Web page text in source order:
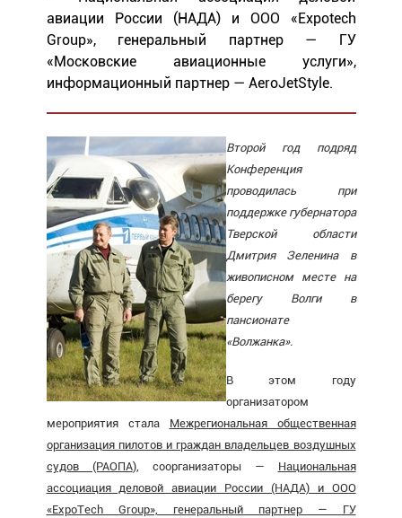
авиации России (НАДА) и ООО «Expotech
Group», генеральный партнер — ГУ
«Московские авиационные услуги»,
информационный партнер — AeroJetStyle.
Второй год подряд
Конференция
проводилась при
поддержке губернатора
Тверской области
Дмитрия Зеленина в
живописном месте на
берегу Волги в
пансионате
«Волжанка».
В этом году
организатором
мероприятия стала Межрегиональная общественная
организация пилотов и граждан владельцев воздушных
судов (РАОПА), соорганизаторы — Национальная
ассоциация деловой авиации России (НАДА) и ООО
«ExpoТech Group», генеральный партнер — ГУ